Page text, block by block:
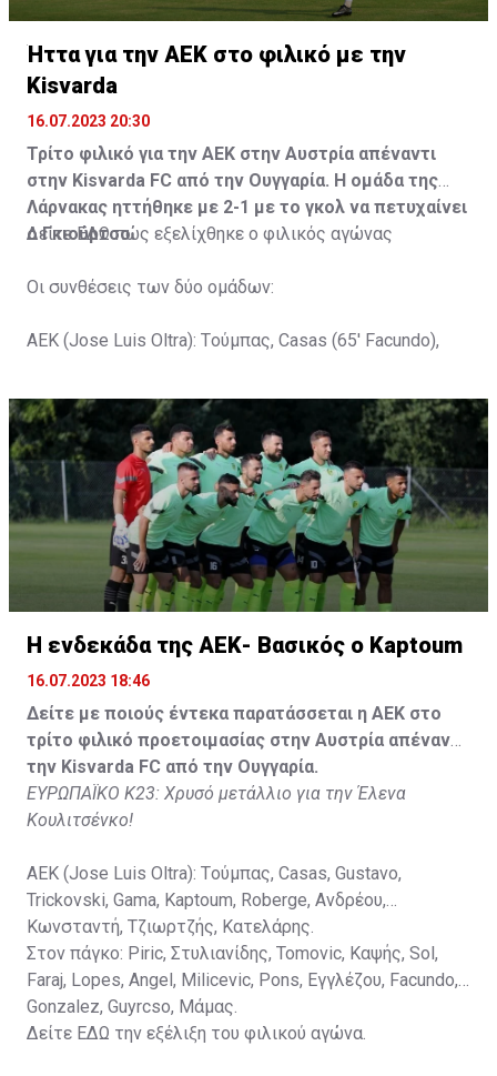
Ήττα για την ΑΕΚ στο φιλικό με την
Kisvarda
16.07.2023 20:30
Τρίτο φιλικό για την ΑΕΚ στην Αυστρία απέναντι
στην Kisvarda FC από την Ουγγαρία. Η ομάδα της
Λάρνακας ηττήθηκε με 2-1 με το γκολ να πετυχαίνει
ο Γκιούρτσο.
ΔείτεΕΔΩπώς εξελίχθηκε ο φιλικός αγώνας
Οι συνθέσεις των δύο ομάδων:
ΑΕΚ (Jose Luis Oltra): Tούμπας, Casas (65' Facundo),
Gyurcso), Κaptoum (46' Καψής (65' Mάμας), Roberge (65'
Tomovic), Aνδρέου (65' Angel) , Κωνσταντή (65' Sol),
Τζιωρτζής (65' Faraj), Κατελάρης (65' Milicevic).
Στον πάγκο: Piric, Στυλιανίδης, Tomovic, Καψής, Sol,
Faraj, Lopes, Angel, Milicevic, Pons, Εγγλέζου, Facundo,
Gonzalez, Guyrcso, Μάμας.
Κisvarda FC (Milos Kruscic): Kovacs, Navratil, Raul, Szor,
Lippai, Alic, Kormendi, Makowski, Czekus, Ilievski,
Στον πάγκο: Petkovic, Cipetic, Kovasic, Jovicic, Szeles,
Vida, Otvos, Lucas, Camas, Mesanovic.
H ενδεκάδα της ΑΕΚ- Βασικός ο Kaptoum
16.07.2023 18:46
Δείτε με ποιούς έντεκα παρατάσσεται η ΑΕΚ στο
τρίτο φιλικό προετοιμασίας στην Αυστρία απέναντι
την Kisvarda FC από την Ουγγαρία.
ΕΥΡΩΠΑΪΚΟ Κ23: Χρυσό μετάλλιο για την Έλενα
Κουλιτσένκο!
ΑΕΚ (Jose Luis Oltra): Tούμπας, Casas, Gustavo,
Trickovski, Gama, Κaptoum, Roberge, Aνδρέου,
Κωνσταντή, Τζιωρτζής, Κατελάρης.
Στον πάγκο: Piric, Στυλιανίδης, Tomovic, Καψής, Sol,
Faraj, Lopes, Angel, Milicevic, Pons, Εγγλέζου, Facundo,
Gonzalez, Guyrcso, Μάμας.
Δείτε ΕΔΩ την εξέλιξη του φιλικού αγώνα.